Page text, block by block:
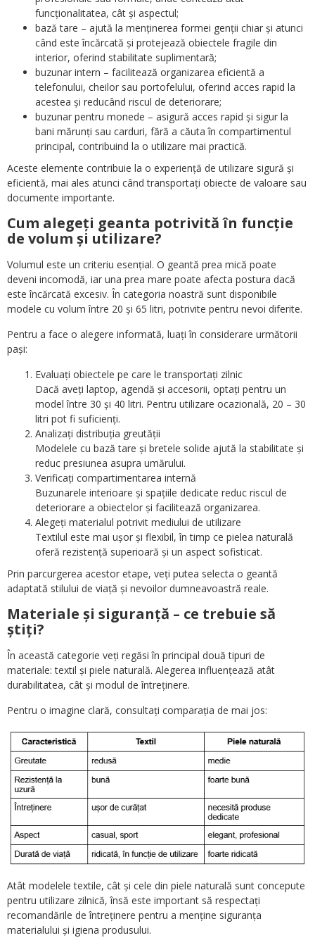
funcționalitatea, cât și aspectul;
bază tare – ajută la menținerea formei genții chiar și atunci
când este încărcată și protejează obiectele fragile din
interior, oferind stabilitate suplimentară;
buzunar intern – facilitează organizarea eficientă a
telefonului, cheilor sau portofelului, oferind acces rapid la
acestea și reducând riscul de deteriorare;
buzunar pentru monede – asigură acces rapid și sigur la
bani mărunți sau carduri, fără a căuta în compartimentul
principal, contribuind la o utilizare mai practică.
Aceste elemente contribuie la o experiență de utilizare sigură și
eficientă, mai ales atunci când transportați obiecte de valoare sau
documente importante.
Cum alegeți geanta potrivită în funcție
de volum și utilizare?
Volumul este un criteriu esențial. O geantă prea mică poate
deveni incomodă, iar una prea mare poate afecta postura dacă
este încărcată excesiv. În categoria noastră sunt disponibile
modele cu volum între 20 și 65 litri, potrivite pentru nevoi diferite.
Pentru a face o alegere informată, luați în considerare următorii
pași:
Evaluați obiectele pe care le transportați zilnic
Dacă aveți laptop, agendă și accesorii, optați pentru un
model între 30 și 40 litri. Pentru utilizare ocazională, 20 – 30
litri pot fi suficienți.
Analizați distribuția greutății
Modelele cu bază tare și bretele solide ajută la stabilitate și
reduc presiunea asupra umărului.
Verificați compartimentarea internă
Buzunarele interioare și spațiile dedicate reduc riscul de
deteriorare a obiectelor și facilitează organizarea.
Alegeți materialul potrivit mediului de utilizare
Textilul este mai ușor și flexibil, în timp ce pielea naturală
oferă rezistență superioară și un aspect sofisticat.
Prin parcurgerea acestor etape, veți putea selecta o geantă
adaptată stilului de viață și nevoilor dumneavoastră reale.
Materiale și siguranță – ce trebuie să
știți?
În această categorie veți regăsi în principal două tipuri de
materiale: textil și piele naturală. Alegerea influențează atât
durabilitatea, cât și modul de întreținere.
Pentru o imagine clară, consultați comparația de mai jos:
Atât modelele textile, cât și cele din piele naturală sunt concepute
pentru utilizare zilnică, însă este important să respectați
recomandările de întreținere pentru a menține siguranța
materialului și igiena produsului.